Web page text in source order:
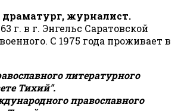
драматург, журналист.
г. в г. Энгельс Саратовской
С 1975 года проживает в
литературного
Тихий".
православного